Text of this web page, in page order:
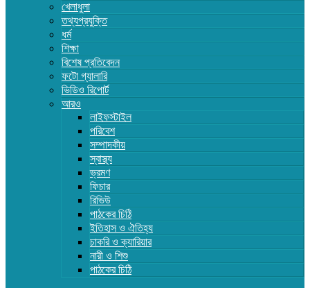
খেলাধুলা
তথ্যপ্রযুক্তি
ধর্ম
শিক্ষা
বিশেষ প্রতিবেদন
ফটো গ্যালারি
ভিডিও রিপোর্ট
আরও
লাইফস্টাইল
পরিবেশ
সম্পাদকীয়
স্বাস্থ্য
ভ্রমণ
ফিচার
রিভিউ
পাঠকের চিঠি
ইতিহাস ও ঐতিহ্য
চাকরি ও ক্যারিয়ার
নারী ও শিশু
পাঠকের চিঠি